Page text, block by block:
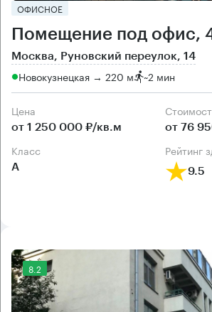
ОФИСНОЕ
Помещение под офис,
Москва, Руновский переулок, 14
Новокузнецкая → 220 м ~2 мин
Цена
от 1 250 000 ₽/кв.м от 76
класс
А
рейтинг
9.5
8.2